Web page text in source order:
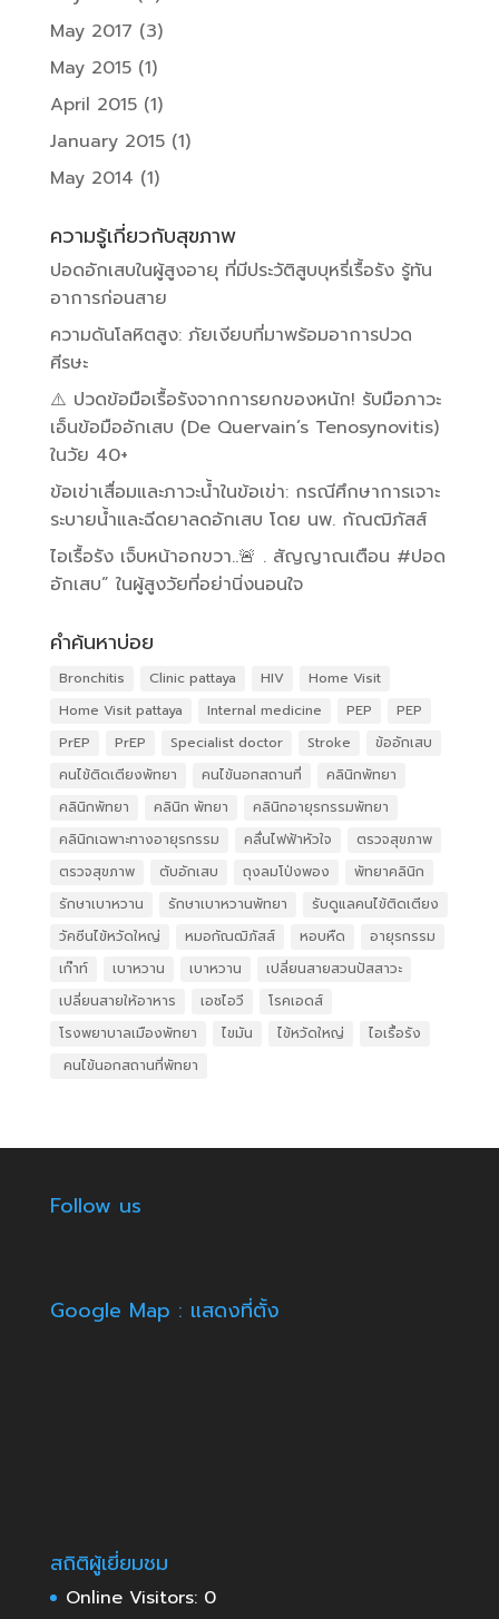
May 2017 (3)
May 2015(1)
April 2015(1)
January 2015(1)
May 2014 (1)
ความรู้เกี่ยวกับสุขภาพ
ปอดอักเสบในผู้สูงอายุ ที่มีประวัติสูบบุหรี่เรื้อรัง รู้ทัน
อาการก่อนสาย
ความดันโลหิตสูง: ภัยเงียบที่มาพร้อมอาการปวด
ศีรษะ
⚠️ ปวดข้อมือเรื้อรังจากการยกของหนัก! รับมือภาวะ
เอ็นข้อมืออักเสบ (De Quervain’s Tenosynovitis)
ในวัย 40+
ข้อเข่าเสื่อมและภาวะน้ำในข้อเข่า: กรณีศึกษาการเจาะ
ระบายน้ำและฉีดยาลดอักเสบ โดย นพ. กัณฒิภัสส์
ไอเรื้อรัง เจ็บหน้าอกขวา..🚨 . สัญญาณเตือน #ปอด
อักเสบ” ในผู้สูงวัยที่อย่านิ่งนอนใจ
คำค้นหาบ่อย
Bronchitis Clinic pattaya HIV
Home Visit
Home Visit pattaya
Internal medicine PEP
PEP
PrEP
PrEP Specialist doctor Stroke
ข้ออักเสบ
คนไข้ติดเตียงพัทยา
คนไข้นอกสถานที่
คลินิกพัทยา
คลินิกพัทยา
คลินิก พัทยา
คลินิกอายุรกรรมพัทยา
คลินิกเฉพาะทางอายุรกรรม
คลื่นไฟฟ้าหัวใจ
ตรวจสุขภาพ
ตรวจสุขภาพ
ตับอักเสบ ถุงลมโป่งพอง
พัทยาคลินิก
รักษาเบาหวาน
รักษาเบาหวานพัทยา
รับดูแลคนไข้ติดเตียง
วัคซีนไข้หวัดใหญ่
หมอกัณฒิภัสส์ หอบหืด
อายุรกรรม
เก๊าท์
เบาหวาน เบาหวาน
เปลี่ยนสายสวนปัสสาวะ
เปลี่ยนสายให้อาหาร
เอชไอวี
โรคเอดส์
โรงพยาบาลเมืองพัทยา
ไขมัน ไข้หวัดใหญ่
ไอเรื้อรัง
​ คนไข้นอกสถานที่พัทยา
Follow us
Google Map : แสดงที่ตั้ง
สถิติผู้เยี่ยมชม
Online Visitors: 0